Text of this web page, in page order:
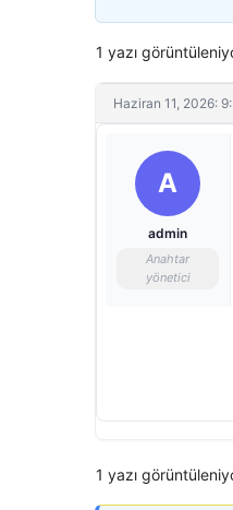
1 yazı
Haziran 11, 2026:
A
admin
Anahtar
yönetici
1 yazı